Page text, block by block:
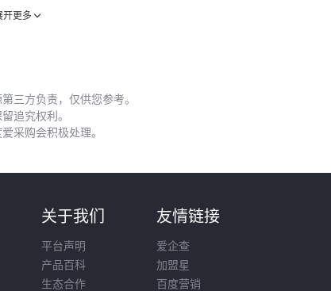
轮胎
为例，不同路况下的磨损速度可能相差数倍：砂石
会加速胎面损耗，而长期超载则容易导致胎侧鼓包。建议
系统是另一大隐性成本点。东风乘龙H5的鼓刹片在山区工
维护时可关注刹车片铲片机的作业痕迹，不均匀磨损往往
着需要调整制动分泵。
保养中容易被忽视的是润滑油脂的兼容性。部分
开更多
三方负责，仅供您参考。
追究权利。
采购会积极处理。
关于我们
平台声明
产品百科
生态合作
友情链接
爱企查
加盟星
百度营销